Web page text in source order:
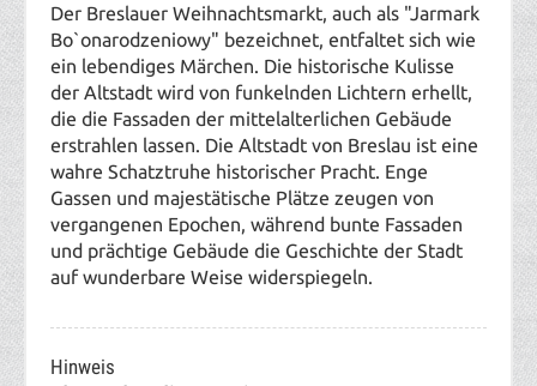
Der Breslauer Weihnachtsmarkt, auch als "Jarmark
Bo`onarodzeniowy" bezeichnet, entfaltet sich wie
ein lebendiges Märchen. Die historische Kulisse
der Altstadt wird von funkelnden Lichtern erhellt,
die die Fassaden der mittelalterlichen Gebäude
erstrahlen lassen. Die Altstadt von Breslau ist eine
wahre Schatztruhe historischer Pracht. Enge
Gassen und majestätische Plätze zeugen von
vergangenen Epochen, während bunte Fassaden
und prächtige Gebäude die Geschichte der Stadt
auf wunderbare Weise widerspiegeln.
Hinweis